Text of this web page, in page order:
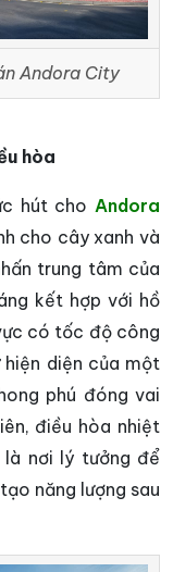
Andora City
hòa
hút cho Andora
cho cây xanh và
trung tâm của
kết hợp với hồ
có tốc độ công
hiện diện của một
phú đóng vai
điều hòa nhiệt
nơi lý tưởng để
năng lượng sau